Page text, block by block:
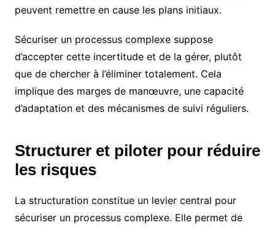
peuvent remettre en cause les plans initiaux.
Sécuriser un processus complexe suppose
d’accepter cette incertitude et de la gérer, plutôt
que de chercher à l’éliminer totalement. Cela
implique des marges de manœuvre, une capacité
d’adaptation et des mécanismes de suivi réguliers.
Structurer et piloter pour réduire
les risques
La structuration constitue un levier central pour
sécuriser un processus complexe. Elle permet de